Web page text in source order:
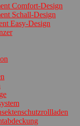
Comfort-Design
Schall-Design
Easy-Design